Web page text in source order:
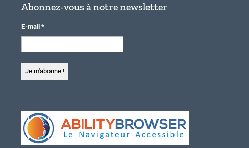
Abonnez-vous à notre newsletter
E-mail *